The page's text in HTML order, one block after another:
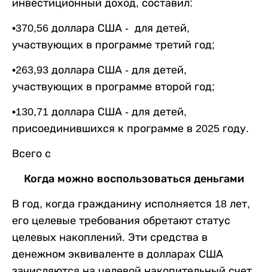
инвестиционный доход, составил:
•​370,56 доллара США - для детей,
участвующих в программе третий год;
•​263,93 доллара США - для детей,
участвующих в программе второй год;
•​130,71 доллара США - для детей,
присоединившихся к программе в 2025 году.
Всего с
Когда можно воспользоваться деньгами
В год, когда гражданину исполняется 18 лет,
его целевые требования обретают статус
целевых накоплений. Эти средства в
денежном эквиваленте в долларах США